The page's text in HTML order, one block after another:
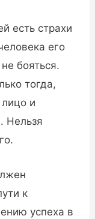
есть страхи
его
бояться.
тогда,
лицо и
Нельзя
к
успеха в